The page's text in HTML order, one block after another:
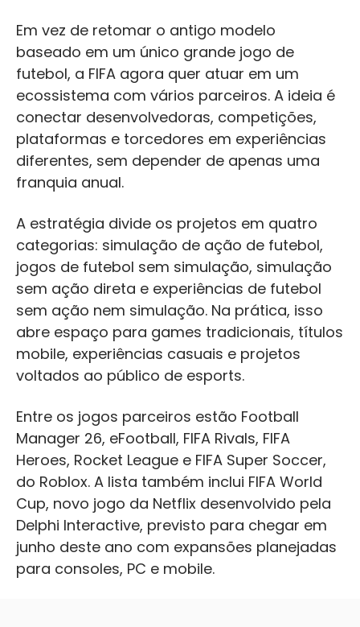
Em vez de retomar o antigo modelo
baseado em um único grande jogo de
futebol, a FIFA agora quer atuar em um
ecossistema com vários parceiros. A ideia é
conectar desenvolvedoras, competições,
plataformas e torcedores em experiências
diferentes, sem depender de apenas uma
franquia anual.
A estratégia divide os projetos em quatro
categorias: simulação de ação de futebol,
jogos de futebol sem simulação, simulação
sem ação direta e experiências de futebol
sem ação nem simulação. Na prática, isso
abre espaço para games tradicionais, títulos
mobile, experiências casuais e projetos
voltados ao público de esports.
Entre os jogos parceiros estão Football
Manager 26, eFootball, FIFA Rivals, FIFA
Heroes, Rocket League e FIFA Super Soccer,
do Roblox. A lista também inclui FIFA World
Cup, novo jogo da Netflix desenvolvido pela
Delphi Interactive, previsto para chegar em
junho deste ano com expansões planejadas
para consoles, PC e mobile.